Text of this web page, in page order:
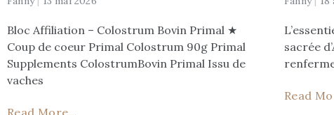
Bloc Affiliation – Colostrum Bovin Primal ★
Coup de coeur Primal Colostrum 90g Primal
Supplements ColostrumBovin Primal Issu de
vaches
sacrée
Read